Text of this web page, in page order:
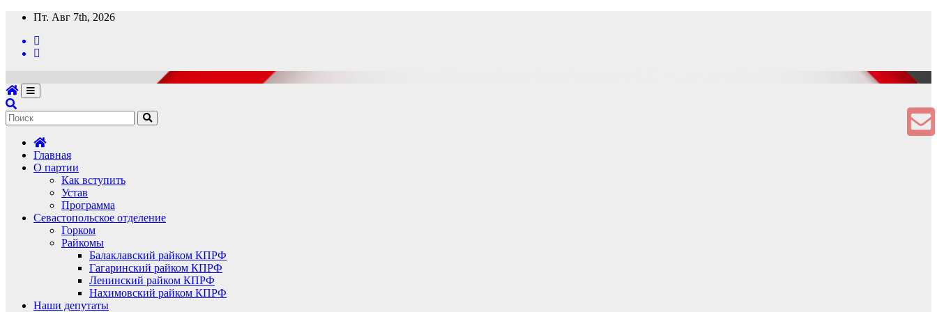
Перейти
содержимому
Пт. Авг 7th, 2026
Главная
О партии
Как вступить
Устав
Программа
Севастопольское отделение
Горком
Райкомы
Балаклавский райком КПРФ
Гагаринский райком КПРФ
Ленинский райком КПРФ
Нахимовский райком КПРФ
Наши депутаты